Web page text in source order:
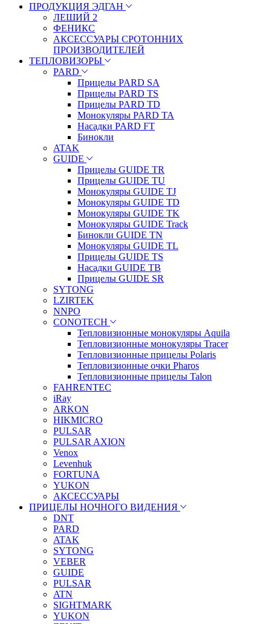
ПРОДУКЦИЯ ЭДГАН
ЛЕШИЙ 2
ФЕНИКС
АКСЕССУАРЫ СРОТОННИХ
ПРОИЗВОДИТЕЛЕЙ
ТЕПЛОВИЗОРЫ
PARD
Прицелы PARD SA
Прицелы PARD TS
Прицелы PARD TD
Монокуляры PARD TA
Насадки PARD FT
Бинокли
ATAK
GUIDE
Прицелы GUIDE TR
Прицелы GUIDE TU
Монокуляры GUIDE TJ
Монокуляры GUIDE TD
Монокуляры GUIDE TK
Монокуляры GUIDE Track
Бинокли GUIDE TN
Монокуляры GUIDE TL
Прицелы GUIDE TS
Насадки GUIDE TB
Прицелы GUIDE SR
SYTONG
LZIRTEK
NNPO
CONOTECH
Тепловизионные монокуляры Aquila
Тепловизионные монокуляры Tracer
Тепловизионные прицелы Polaris
Тепловизионные очки Pharos
Тепловизионные прицелы Talon
FAHRENTEC
iRay
ARKON
HIKMICRO
PULSAR
PULSAR AXION
Venox
Levenhuk
FORTUNA
YUKON
АКСЕССУАРЫ
ПРИЦЕЛЫ НОЧНОГО ВИДЕНИЯ
DNT
PARD
ATAK
SYTONG
VEBER
GUIDE
PULSAR
ATN
SIGHTMARK
YUKON